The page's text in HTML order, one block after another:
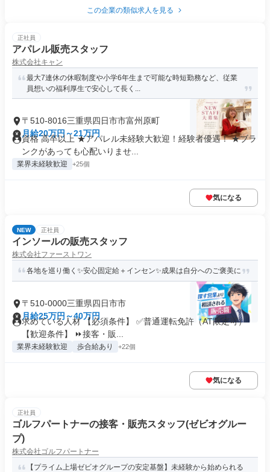
この企業の類似求人を見る
正社員
アパレル販売スタッフ
株式会社キャン
最大7連休の休暇制度や小学6年生まで可能な時短勤務など、従業
員想いの福利厚生で安心して長く...
〒510-8016三重県四日市市富州原町
月給20万円～21万円
資格 高卒以上 ★アパレル未経験大歓迎！経験者優遇！ ★ブラ
ンクがあっても心配いりませ...
業界未経験歓迎 +25個
気になる
NEW 正社員
インソールの販売スタッフ
株式会社ファーストワン
各地を巡り働く✨安心固定給＋インセン✨成果は自分へのご褒美に
〒510-0000三重県四日市市
月給25万円～40万円
求めている人材 【必須条件】 ✅普通運転免許（AT限定可）
【歓迎条件】 ⏩接客・販...
業界未経験歓迎 歩合給あり +22個
気になる
正社員
ゴルフパートナーの接客・販売スタッフ(ゼビオグルー
プ)
株式会社ゴルフパートナー
【プライム上場ゼビオグループの安定基盤】未経験から始められる